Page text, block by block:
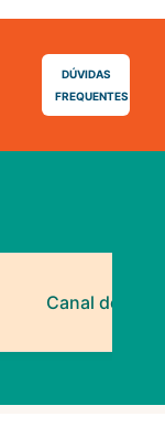
DÚVIDAS
FREQUENTES
Canal do